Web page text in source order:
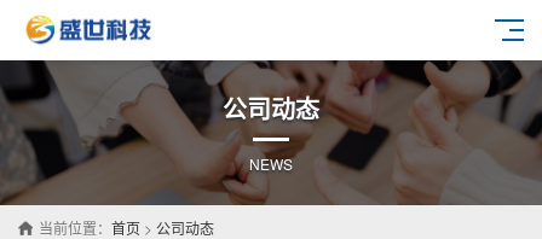
公司动态
NEWS
当前位置： 首页 > 公司动态